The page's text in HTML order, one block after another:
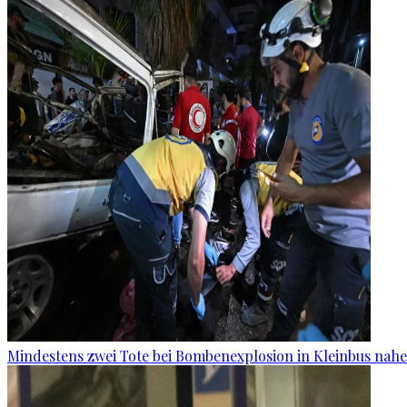
Mindestens zwei Tote bei Bombenexplosion in Kleinbus